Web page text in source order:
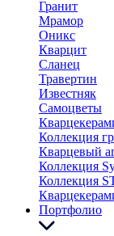
Гранит
Мрамор
Оникс
Кварцит
Сланец
Травертин
Известняк
Самоцветы
Коллекция
Кварцевый
Коллекция
Коллекция
Портфолио